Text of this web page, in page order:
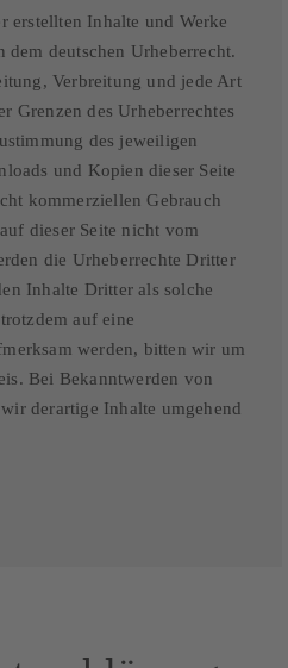
erstellten Inhalte und Werke
dem deutschen Urheberrecht.
Verbreitung und jede Art
Grenzen des Urheberrechtes
des jeweiligen
und Kopien dieser Seite
kommerziellen Gebrauch
dieser Seite nicht vom
die Urheberrechte Dritter
Inhalte Dritter als solche
auf eine
werden, bitten wir um
Bei Bekanntwerden von
derartige Inhalte umgehend